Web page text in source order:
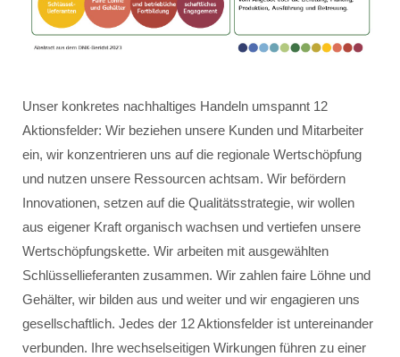
Unser konkretes nachhaltiges Handeln umspannt 12
Aktionsfelder: Wir beziehen unsere Kunden und Mitarbeiter
ein, wir konzentrieren uns auf die regionale Wertschöpfung
und nutzen unsere Ressourcen achtsam. Wir befördern
Innovationen, setzen auf die Qualitätsstrategie, wir wollen
aus eigener Kraft organisch wachsen und vertiefen unsere
Wertschöpfungskette. Wir arbeiten mit ausgewählten
Schlüssellieferanten zusammen. Wir zahlen faire Löhne und
Gehälter, wir bilden aus und weiter und wir engagieren uns
gesellschaftlich. Jedes der 12 Aktionsfelder ist untereinander
verbunden. Ihre wechselseitigen Wirkungen führen zu einer